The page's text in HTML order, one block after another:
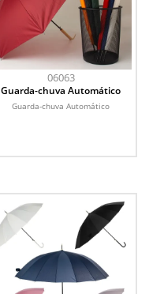
06063
Guarda-chuva Automático
Guarda-chuva Automático